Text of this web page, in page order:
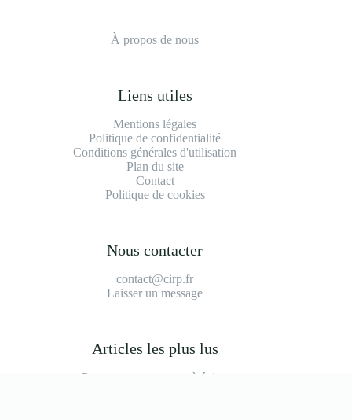
À propos de nous
Liens utiles
Mentions légales
Politique de confidentialité
Conditions générales d'utilisation
Plan du site
Contact
Politique de cookies
Nous contacter
contact@cirp.fr
Laisser un message
Articles les plus lus
Peugeot partner tepee à éviter